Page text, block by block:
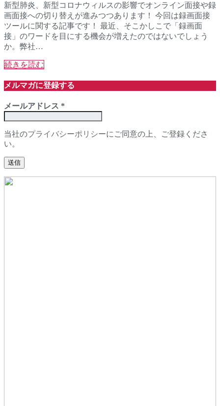
新型肺炎、新型コロナウィルスの影響でオンライン面接や録
画面接への切り替えが進みつつあります！ 今回は録画面接
ツールに関する記事です！ 最近、そこかしこで「録画面
接」のワードを目にする機会が増えたのではないでしょう
か。弊社…
続きを読む
メルマガに登録する
メールアドレス *
当社のプライバシーポリシーにご同意の上、ご登録くださ
い。